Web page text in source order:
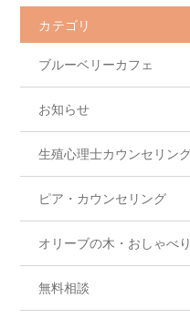
o
o
k
カテゴリ
ブルーベリーカフェ
お知らせ
生殖心理士カウンセリン
ピア・カウンセリング
オリーブの木・おしゃべ
無料相談